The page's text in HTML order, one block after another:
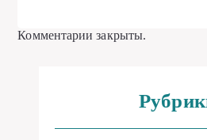
Комментарии закрыты.